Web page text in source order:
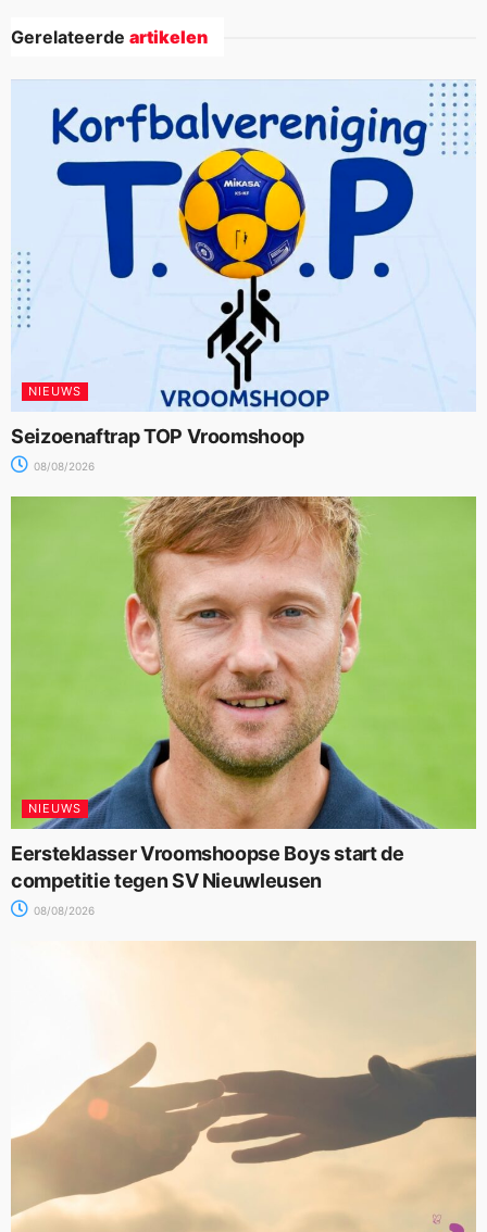
Gerelateerde artikelen
NIEUWS
Seizoenaftrap TOP Vroomshoop
08/08/2026
NIEUWS
Eersteklasser Vroomshoopse Boys start de
competitie tegen SV Nieuwleusen
08/08/2026